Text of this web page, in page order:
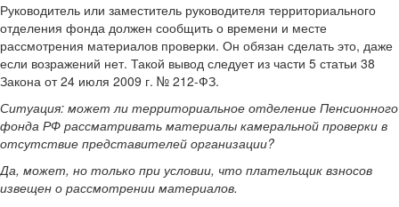
Руководитель или заместитель руководителя территориального
отделения фонда должен сообщить о времени и месте
рассмотрения материалов проверки. Он обязан сделать это, даже
если возражений нет. Такой вывод следует из части 5 статьи 38
Закона от 24 июля 2009 г. № 212-ФЗ.
Ситуация: может ли территориальное отделение Пенсионного
фонда РФ рассматривать материалы камеральной проверки в
отсутствие представителей организации?
Да, может, но только при условии, что плательщик взносов
извещен о рассмотрении материалов.